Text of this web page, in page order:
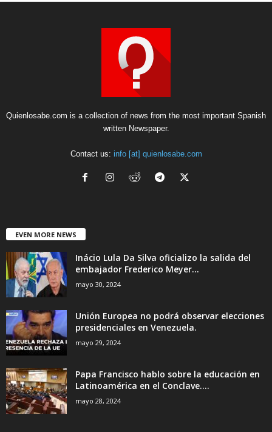
Quienlosabe.com is a collection of news from the most important Spanish
written Newspaper.
Contact us: info [at] quienlosabe.com
EVEN MORE NEWS
Inácio Lula Da Silva oficializo la salida del
embajador Frederico Meyer...
mayo 30, 2024
Unión Europea no podrá observar elecciones
presidenciales en Venezuela.
mayo 29, 2024
Papa Francisco hablo sobre la educación en
Latinoamérica en el Conclave....
mayo 28, 2024